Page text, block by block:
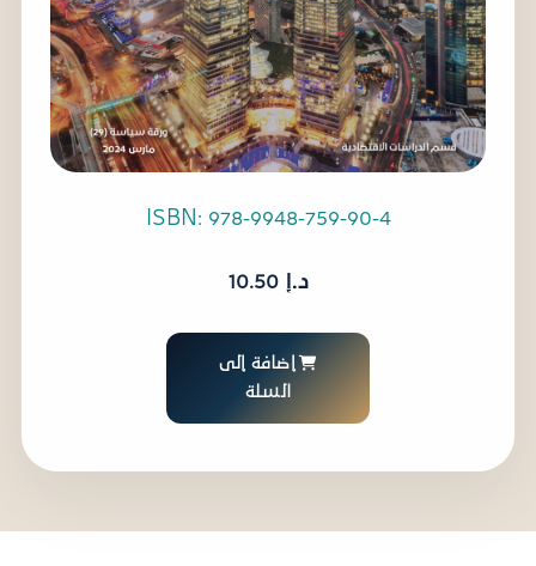
ISBN: 978-9948-759-90-4
د.إ10.50
إضافة إلى
السلة